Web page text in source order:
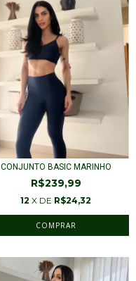
CONJUNTO BASIC MARINHO
R$239,99
12 X DE R$24,32
COMPRAR